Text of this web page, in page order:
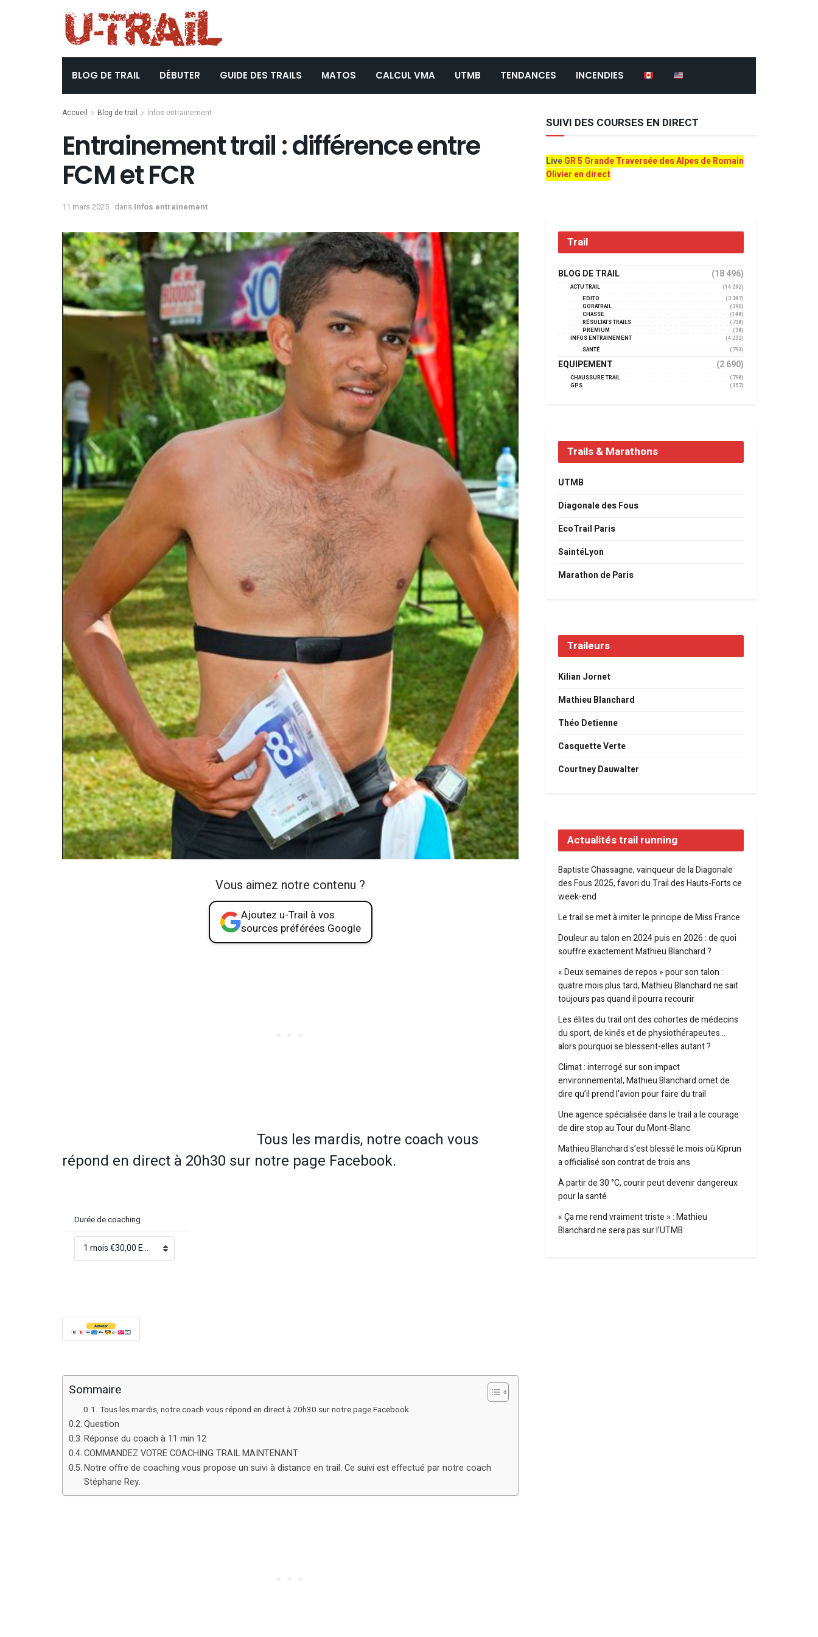
BLOG DE TRAIL DÉBUTER GUIDE DES TRAILS MATOS CALCUL VMA UTMB TENDANCES INCENDIES
Accueil Blog de trail Infos entrainement
Entrainement trail : différence entre
FCM et FCR
11 mars 2025 dans Infos entrainement
Vous aimez notre contenu ?
Ajoutez u-Trail à vos
sources préférées Google
Tous les mardis, notre coach vous
répond en direct à 20h30 sur notre page Facebook.
Durée de coaching
1 mois €30,00 EUR
Sommaire
Tous les mardis, notre coach vous répond en direct à 20h30 sur notre page Facebook.
Question
Réponse du coach à 11 min 12
COMMANDEZ VOTRE COACHING TRAIL MAINTENANT
Notre offre de coaching vous propose un suivi à distance en trail. Ce suivi est effectué par notre coach
Stéphane Rey.
SUIVI DES COURSES EN DIRECT
LiveGR 5 Grande Traversée des Alpes de Romain
Olivier en direct
Trail
BLOG DE TRAIL (18 496)
ACTU TRAIL
(14 292)
EDITO
(3 347)
GORATRAIL
(390)
CHASSE
(148)
RÉSULTATS TRAILS
(738)
PREMIUM
(38)
INFOS ENTRAINEMENT
(4 232)
SANTÉ
(793)
EQUIPEMENT (2 690)
CHAUSSURE TRAIL
(798)
GPS
(957)
Trails & Marathons
UTMB
Diagonale des Fous
EcoTrail Paris
SaintéLyon
Marathon de Paris
Traileurs
Kilian Jornet
Mathieu Blanchard
Théo Detienne
Casquette Verte
Courtney Dauwalter
Actualités trail running
Baptiste Chassagne, vainqueur de la Diagonale
des Fous 2025, favori du Trail des Hauts-Forts ce
week-end
Le trail se met à imiter le principe de Miss France
Douleur au talon en 2024 puis en 2026 : de quoi
souffre exactement Mathieu Blanchard ?
« Deux semaines de repos » pour son talon :
quatre mois plus tard, Mathieu Blanchard ne sait
toujours pas quand il pourra recourir
Les élites du trail ont des cohortes de médecins
du sport, de kinés et de physiothérapeutes…
alors pourquoi se blessent-elles autant ?
Climat : interrogé sur son impact
environnemental, Mathieu Blanchard omet de
dire qu’il prend l’avion pour faire du trail
Une agence spécialisée dans le trail a le courage
de dire stop au Tour du Mont-Blanc
Mathieu Blanchard s’est blessé le mois où Kiprun
a officialisé son contrat de trois ans
À partir de 30 °C, courir peut devenir dangereux
pour la santé
« Ça me rend vraiment triste » : Mathieu
Blanchard ne sera pas sur l’UTMB